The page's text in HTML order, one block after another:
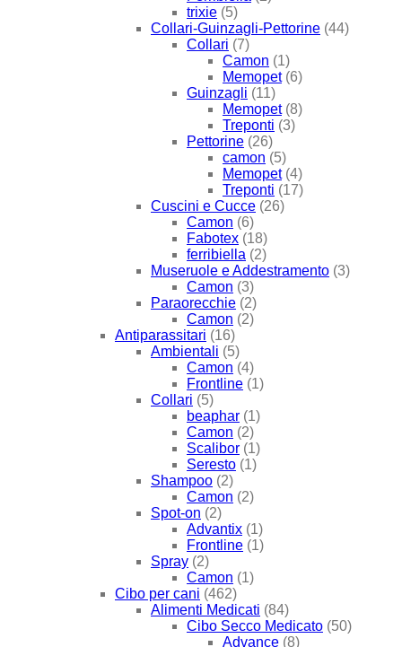
trixie (5)
Collari-Guinzagli-Pettorine (44)
Collari (7)
Camon (1)
Memopet (6)
Guinzagli (11)
Memopet (8)
Treponti (3)
Pettorine (26)
camon (5)
Memopet (4)
Treponti (17)
Cuscini e Cucce (26)
Camon (6)
Fabotex (18)
ferribiella (2)
Museruole e Addestramento (3)
Camon (3)
Paraorecchie (2)
Camon (2)
Antiparassitari (16)
Ambientali (5)
Camon (4)
Frontline (1)
Collari (5)
beaphar (1)
Camon (2)
Scalibor (1)
Seresto (1)
Shampoo (2)
Camon (2)
Spot-on (2)
Advantix (1)
Frontline (1)
Spray (2)
Camon (1)
Cibo per cani (462)
Alimenti Medicati (84)
Cibo Secco Medicato (50)
Advance (8)